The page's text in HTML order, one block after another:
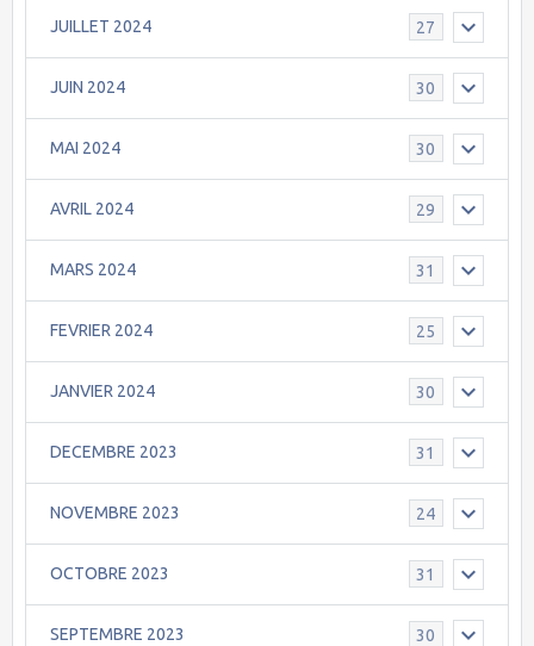
JUILLET 2024 27
JUIN 2024 30
MAI 2024 30
AVRIL 2024 29
MARS 2024 31
FEVRIER 2024 25
JANVIER 2024 30
DECEMBRE 2023 31
NOVEMBRE 2023 24
OCTOBRE 2023 31
SEPTEMBRE 2023 30